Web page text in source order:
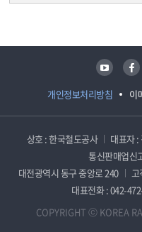
개인정보처리방침 이
유튜브 페이스북
상호 : 한국철도공사 대표자 :
통신판매업신
대전광역시 동구 중앙로 240
고
대표전화 : 042-
COPYRIGHT ⓒ KOREA